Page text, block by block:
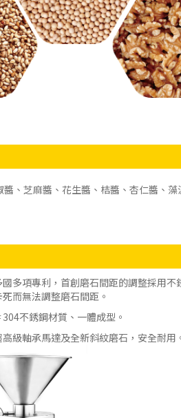
、芝麻醬、花生醬、桔醬、杏仁醬、
多項專利，首創磨石間距的調整採用
而無法調整磨石間距。
不銹鋼材質、一體成型。
級軸承馬達及全新斜紋磨石，安全耐用